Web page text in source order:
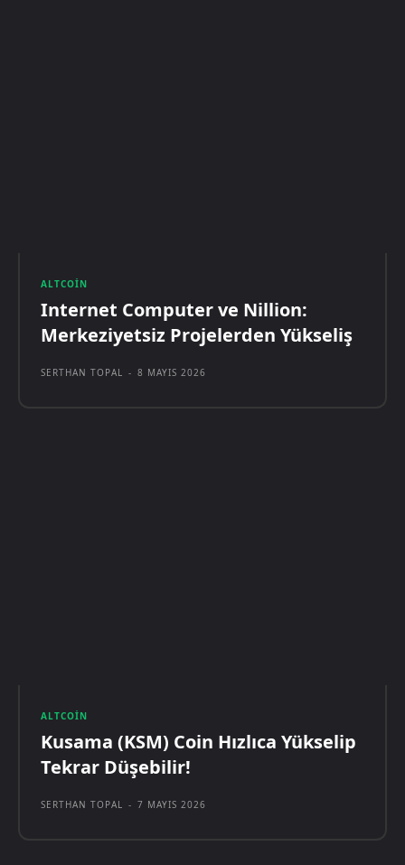
ALTCOIN
Internet Computer ve Nillion:
Merkeziyetsiz Projelerden Yükseliş
SERTHAN TOPAL - 8 MAYIS 2026
ALTCOIN
Kusama (KSM) Coin Hızlıca Yükselip
Tekrar Düşebilir!
SERTHAN TOPAL - 7 MAYIS 2026